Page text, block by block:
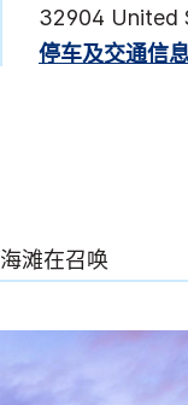
32904 United
停车及交通信
海滩在召唤